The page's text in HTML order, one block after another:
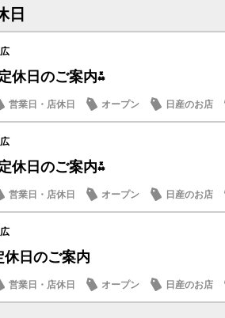
日
休日のご案内⁂
営業日・店休日 オープン 日産のお店
休日のご案内⁂
営業日・店休日 オープン 日産のお店
休日のご案内
営業日・店休日 オープン 日産のお店